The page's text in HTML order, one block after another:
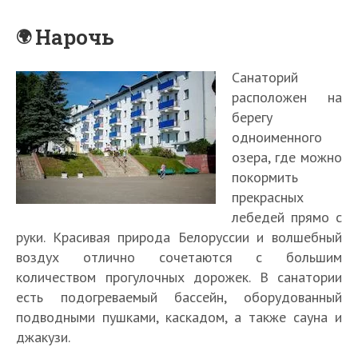
Нарочь
Санаторий
расположен на
берегу
одноименного
озера, где можно
покормить
прекрасных
лебедей прямо с
руки. Красивая природа Белоруссии и волшебный
воздух отлично сочетаются с большим
количеством прогулочных дорожек. В санатории
есть подогреваемый бассейн, оборудованный
подводными пушками, каскадом, а также сауна и
джакузи.